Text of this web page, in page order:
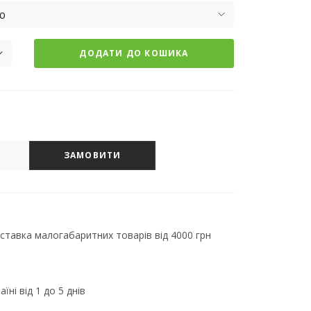
ДОДАТИ ДО КОШИКА
ЗАМОВИТИ
малогабаритних товарів від 4000 грн
від 1 до 5 днів